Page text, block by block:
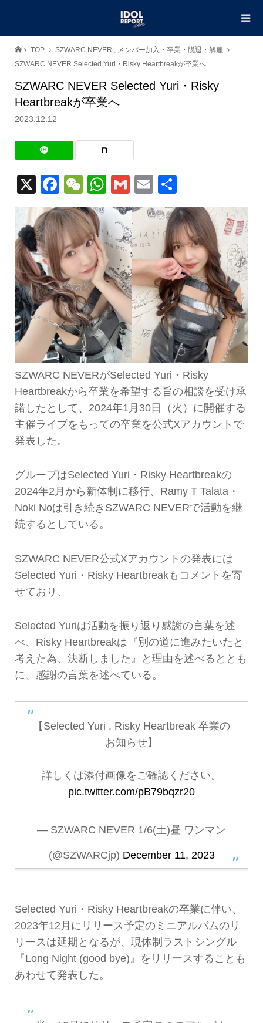
TOP SZWARC NEVER , メンバー加入・卒業・脱退・解雇
SZWARC NEVER Selected Yuri・Risky Heartbreakが卒業へ
SZWARC NEVER Selected Yuri・Risky
Heartbreakが卒業へ
2023.12.12
X Facebook
WeChat
WhatsApp
GmailEmail
有
SZWARC NEVERがSelected Yuri・Risky
Heartbreakから卒業を希望する旨の相談を受け承
諾したとして、2024年1月30日（火）に開催する
主催ライブをもっての卒業を公式Xアカウントで
発表した。
グループはSelected Yuri・Risky Heartbreakの
2024年2月から新体制に移行、Ramy T Talata・
Noki Noは引き続きSZWARC NEVERで活動を継
続するとしている。
SZWARC NEVER公式Xアカウントの発表には
Selected Yuri・Risky Heartbreakもコメントを寄
せており、
Selected Yuriは活動を振り返り感謝の言葉を述
べ、Risky Heartbreakは『別の道に進みたいたと
考えた為、決断しました』と理由を述べるととも
に、感謝の言葉を述べている。
【Selected Yuri , Risky Heartbreak 卒業の
お知らせ】
詳しくは添付画像をご確認ください。
pic.twitter.com/pB79bqzr20
— SZWARC NEVER 1/6(土)昼 ワンマン
(@SZWARCjp) December 11, 2023
Selected Yuri・Risky Heartbreakの卒業に伴い、
2023年12月にリリース予定のミニアルバムのリ
リースは延期となるが、現体制ラストシングル
『Long Night (good bye)』をリリースすることも
あわせて発表した。